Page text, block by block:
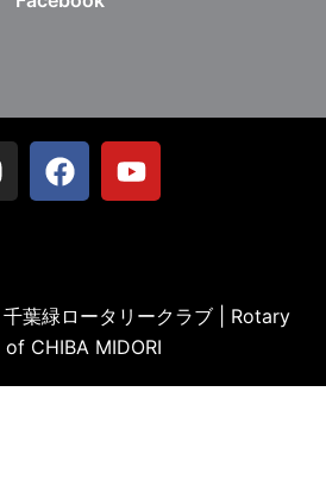
葉緑ロータリークラブ | Rotary
of CHIBA MIDORI